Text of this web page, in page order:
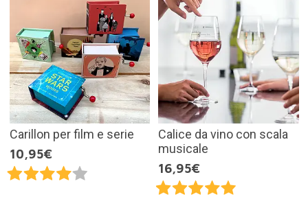
Carillon per film e serie
10,95€
Calice da vino con scala
musicale
16,95€